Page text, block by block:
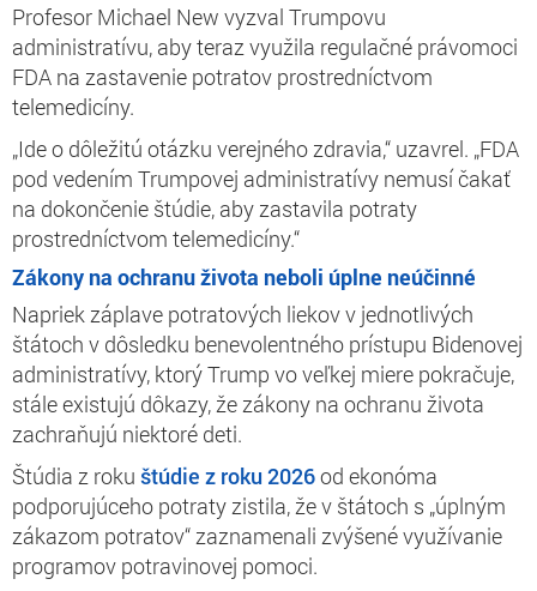
Profesor Michael New vyzval Trumpovu
administratívu, aby teraz využila regulačné právomoci
FDA na zastavenie potratov prostredníctvom
telemedicíny.
„Ide o dôležitú otázku verejného zdravia,“ uzavrel. „FDA
pod vedením Trumpovej administratívy nemusí čakať
na dokončenie štúdie, aby zastavila potraty
prostredníctvom telemedicíny.“
Zákony na ochranu života neboli úplne neúčinné
Napriek záplave potratových liekov v jednotlivých
štátoch v dôsledku benevolentného prístupu Bidenovej
administratívy, ktorý Trump vo veľkej miere pokračuje,
stále existujú dôkazy, že zákony na ochranu života
zachraňujú niektoré deti.
Štúdia z roku štúdie z roku 2026od ekonóma
podporujúceho potraty zistila, že v štátoch s „úplným
zákazom potratov“ zaznamenali zvýšené využívanie
programov potravinovej pomoci.